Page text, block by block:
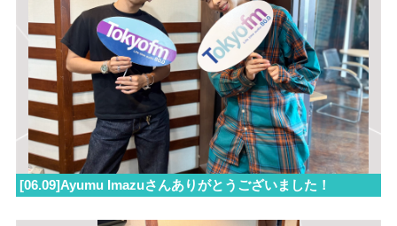
[06.09]Ayumu Imazuさんありがとうございました！